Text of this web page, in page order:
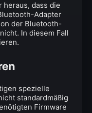
heraus, dass die
Adapter
der Bluetooth-
In diesem Fall
spezielle
standardmäßig
Firmware